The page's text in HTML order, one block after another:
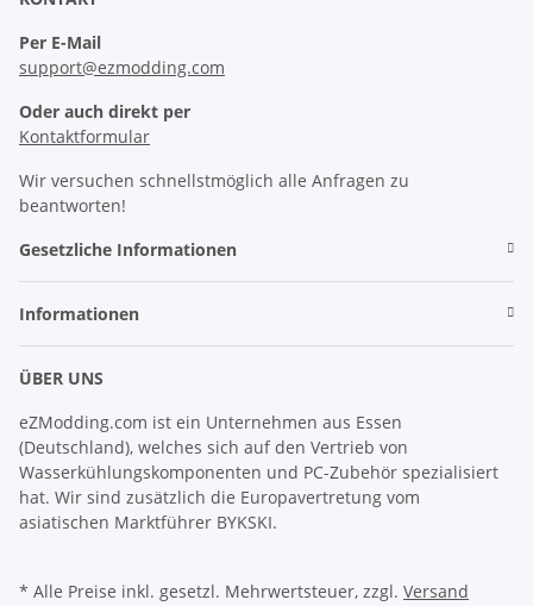
Per E-Mail
support@ezmodding.com
Oder auch direkt per
Kontaktformular
Wir versuchen schnellstmöglich alle Anfragen zu
beantworten!
Gesetzliche Informationen
Informationen
ÜBER UNS
eZModding.com ist ein Unternehmen aus Essen
(Deutschland), welches sich auf den Vertrieb von
Wasserkühlungskomponenten und PC-Zubehör spezialisiert
hat. Wir sind zusätzlich die Europavertretung vom
asiatischen Marktführer BYKSKI.
* Alle Preise inkl. gesetzl. Mehrwertsteuer, zzgl. Versand